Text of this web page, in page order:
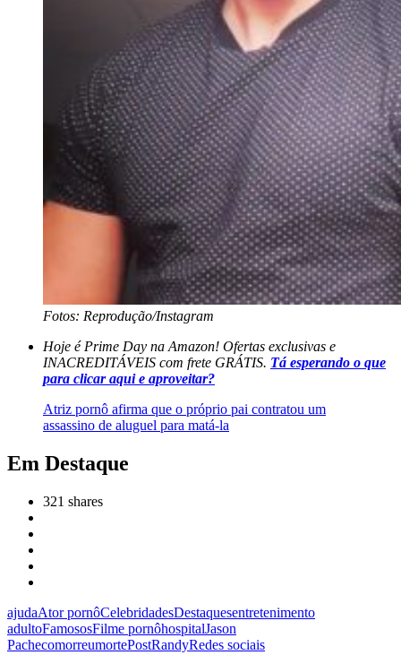
Fotos: Reprodução/Instagram
Hoje é Prime Day na Amazon! Ofertas exclusivas e
INACREDITÁVEIS com frete GRÁTIS. Tá esperando o que
para clicar aqui e aproveitar?
Atriz pornô afirma que o próprio pai contratou um
assassino de aluguel para matá-la
Em Destaque
321 shares
ajudaAtor pornôCelebridadesDestaquesentretenimento
adultoFamososFilme pornôhospitalJason
PachecomorreumortePostRandyRedes sociais